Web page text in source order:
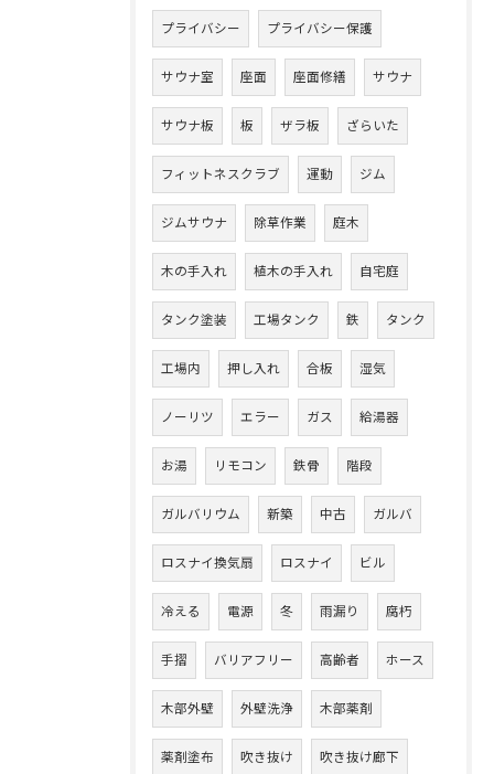
プライバシー プライバシー保護
サウナ室 座面 座面修繕 サウナ
サウナ板 板 ザラ板 ざらいた
フィットネスクラブ 運動 ジム
ジムサウナ 除草作業 庭木
木の手入れ 植木の手入れ 自宅庭
タンク塗装 工場タンク 鉄 タンク
工場内 押し入れ 合板 湿気
ノーリツ エラー ガス 給湯器
お湯 リモコン 鉄骨 階段
ガルバリウム 新築 中古 ガルバ
ロスナイ換気扇 ロスナイ ビル
冷える 電源 冬 雨漏り 腐朽
手摺 バリアフリー 高齢者 ホース
木部外壁 外壁洗浄 木部薬剤
薬剤塗布 吹き抜け 吹き抜け廊下